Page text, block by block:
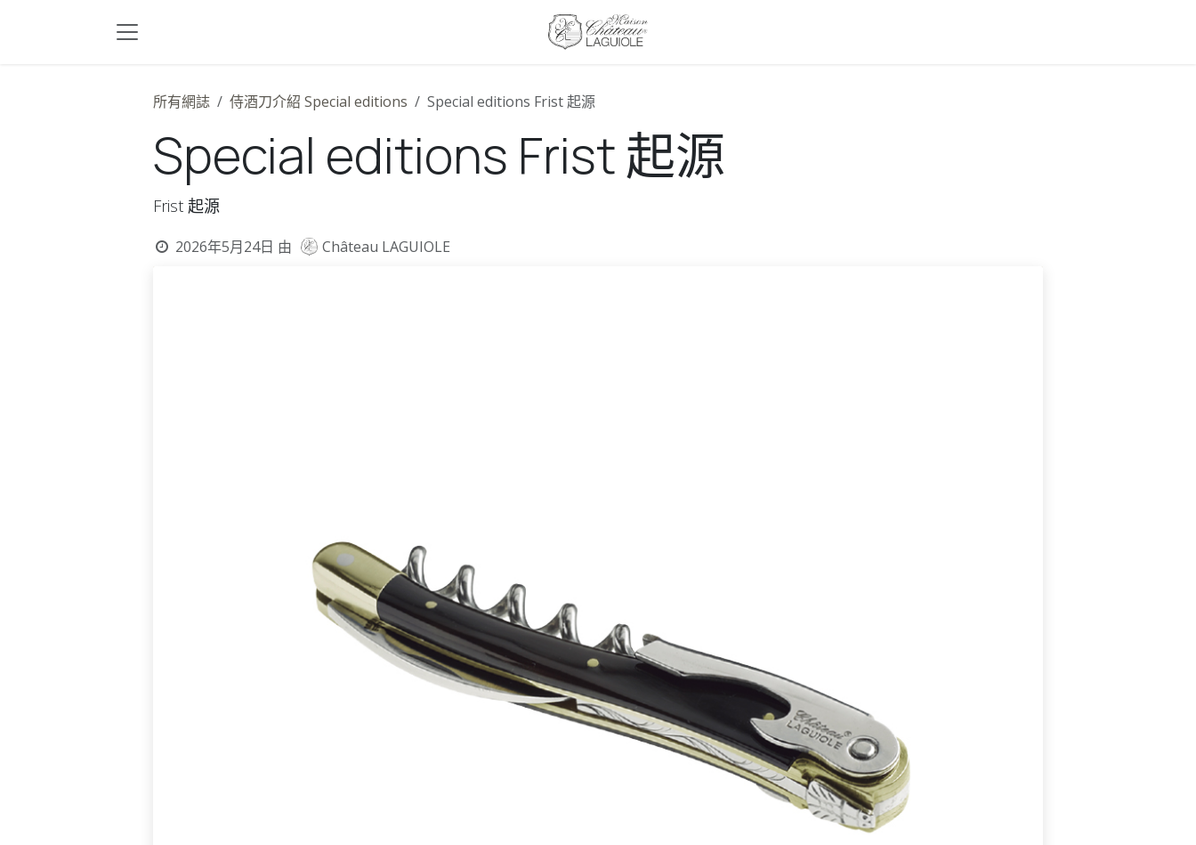
所有網誌 侍酒刀介紹 Special editions Special editions Frist 起源
Special editions Frist 起源
Frist 起源
2026年5月24日 由 Château LAGUIOLE